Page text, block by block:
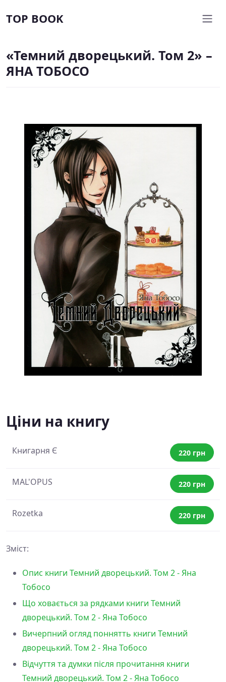
TOP BOOK
«Темний дворецький. Том 2» –
ЯНА ТОБОСО
Ціни на книгу
Книгарня Є 220 грн
MAL'OPUS 220 грн
Rozetka 220 грн
Зміст:
Опис книги Темний дворецький. Том 2 - Яна
Тобосо
Що ховається за рядками книги Темний
дворецький. Том 2 - Яна Тобосо
Вичерпний огляд поннятть книги Темний
дворецький. Том 2 - Яна Тобосо
Відчуття та думки після прочитання книги
Темний дворецький. Том 2 - Яна Тобосо